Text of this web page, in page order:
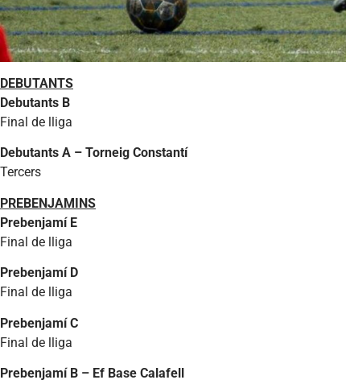
DEBUTANTS
Debutants B
Final de lliga
Debutants A – Torneig Constantí
Tercers
PREBENJAMINS
Prebenjamí E
Final de lliga
Prebenjamí D
Final de lliga
Prebenjamí C
Final de lliga
Prebenjamí B – Ef Base Calafell